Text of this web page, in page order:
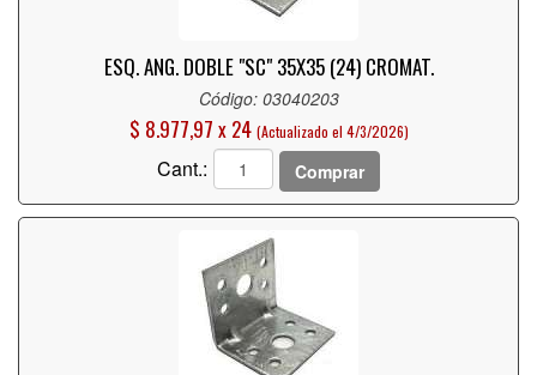
ESQ. ANG. DOBLE "SC" 35X35 (24) CROMAT.
Código: 03040203
$ 8.977,97 x 24 (Actualizado el 4/3/2026)
Cant.: Comprar